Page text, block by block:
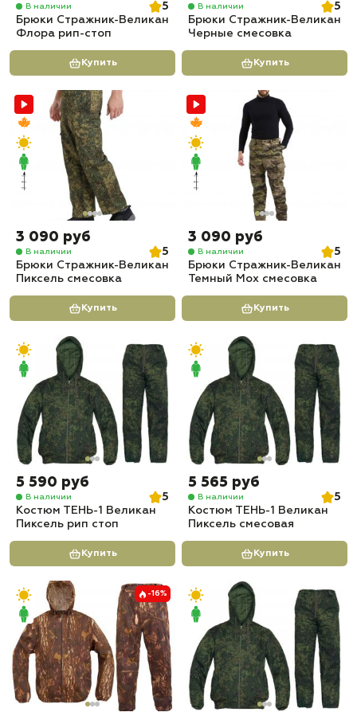
В наличии
5
Брюки Стражник-Великан
Флора рип-стоп
Купить
В наличии
5
Брюки Стражник-Великан
Черные смесовка
Купить
3 090 руб
В наличии
5
Брюки Стражник-Великан
Пиксель смесовка
Купить
3 090 руб
В наличии
5
Брюки Стражник-Великан
Темный Мох смесовка
Купить
5 590 руб
В наличии
5
Костюм ТЕНЬ-1 Великан
Пиксель рип стоп
Купить
5 565 руб
В наличии
5
Костюм ТЕНЬ-1 Великан
Пиксель смесовая
Купить
-16%